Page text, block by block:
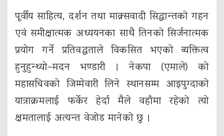
पूर्वीय साहित्य, दर्शन तथा माक्र्सवादी सिद्धान्तको गहन
एवं समीक्षात्मक अध्ययनका साथै तिनको सिर्जनात्मक
प्रयोग गर्ने प्रतिवद्धताले विकसित भएको व्यक्तित्व
हुनुहुन्थ्यो–मदन भण्डारी । नेकपा (एमाले) को
महासचिवको जिम्मेवारी लिने स्थानसम्म आइपुग्दाको
यात्राक्रमलाई फर्केर हेर्दा मैले वहाँमा रहेको त्यो
क्षमतालाई अत्यन्त वेजोड मानेको छु ।